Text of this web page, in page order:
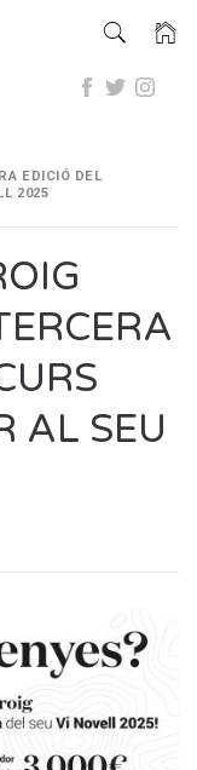
EDICIÓ DEL
2025
AL SEU